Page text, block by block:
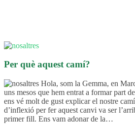
Per què aquest camí?
Hola, som la Gemma, en
uns mesos que hem entrat a formar part
ens vé molt de gust explicar el nostre
d’inflexió per fer aquest canvi va ser
primer fill. Ens vam adonar de la…